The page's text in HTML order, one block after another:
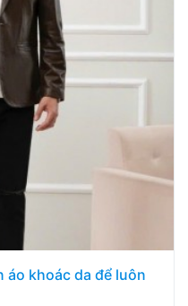
áo khoác da để luôn